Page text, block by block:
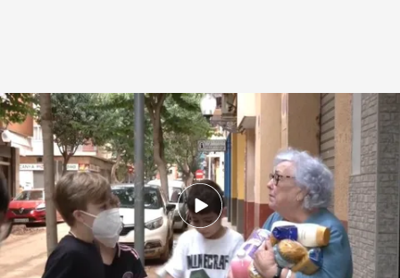
Los niños ofrecen su ayuda a los afectados desde el primer día
Redacción digital Noticias Cuatro
07 NOV 2024 - 19:21h.
Los niños forman cadenas de ayuda y puestos
de comida en las localidades más afectadas